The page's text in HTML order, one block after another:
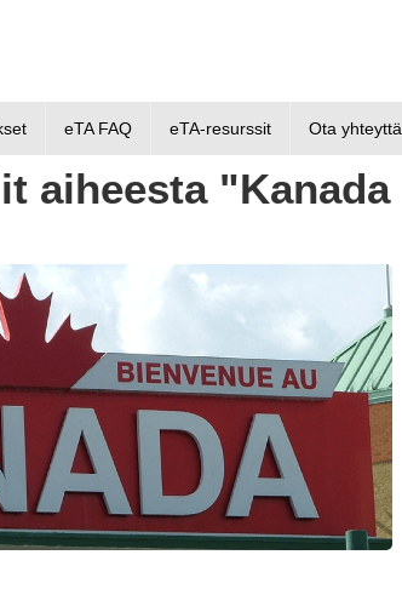
eTA FAQ eTA-resurssit Ota yhteyttä
aiheesta "Kanada